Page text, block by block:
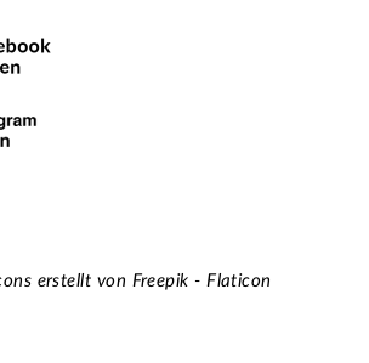
erstellt von Freepik - Flaticon